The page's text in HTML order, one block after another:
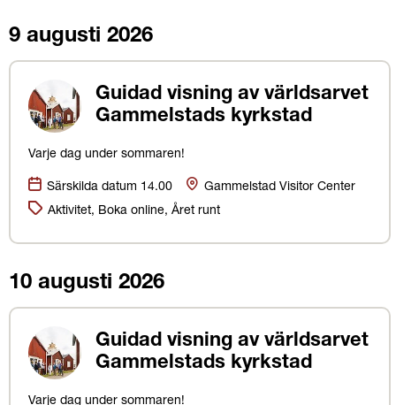
9 augusti 2026
Guidad visning av världsarvet
Gammelstads kyrkstad
Varje dag under sommaren!
Datum:
Särskilda datum 14.00 Plats
Gammelstad Visitor Center
Kategorier:
Aktivitet, Boka online, Året runt
10 augusti 2026
Guidad visning av världsarvet
Gammelstads kyrkstad
Varje dag under sommaren!